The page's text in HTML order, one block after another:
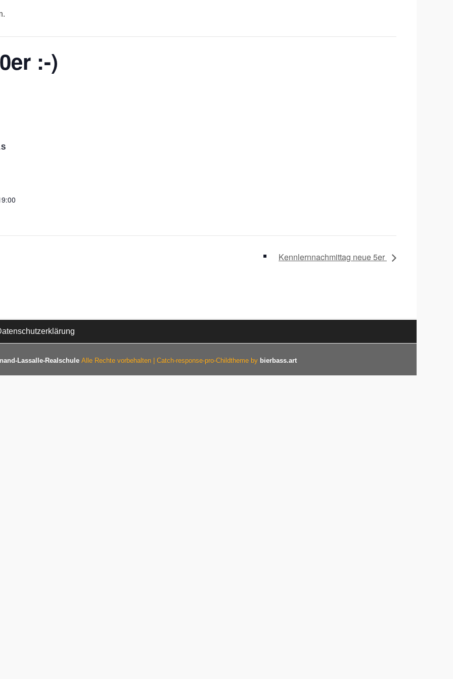
:-)
Kennlernnachmittag neue 5er
Lassalle-RealschuleAlle Rechte vorbehalten | Catch-response-pro-Childtheme by bierbass.art